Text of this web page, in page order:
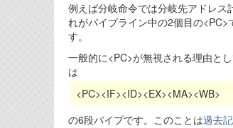
例えば分岐命令では分岐先アドレ
れがパイプライン中の2個目の
す。
一般的に<PC>が無視される理由と
は
<PC><IF><ID><EX><MA><WB>
の6段パイプです。このことは過去